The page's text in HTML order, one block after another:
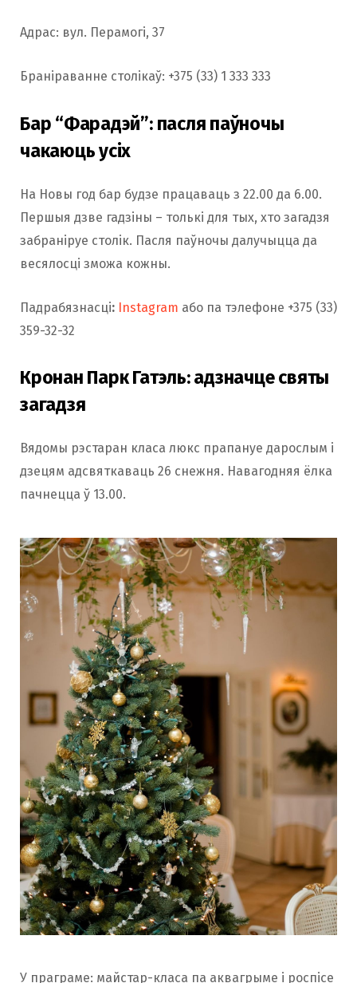
Адрас: вул. Перамогі, 37
Браніраванне столікаў: +375 (33) 1 333 333
Бар “Фарадэй”: пасля паўночы
чакаюць усіх
На Новы год бар будзе працаваць з 22.00 да 6.00.
Першыя дзве гадзіны – толькі для тых, хто загадзя
забраніруе столік. Пасля паўночы далучыцца да
весялосці зможа кожны.
Падрабязнасці: Instagram або па тэлефоне +375 (33)
359-32-32
Кронан Парк Гатэль: адзначце святы
загадзя
Вядомы рэстаран класа люкс прапануе дарослым і
дзецям адсвяткаваць 26 снежня. Навагодняя ёлка
пачнецца ў 13.00.
У праграме: майстар-класа па аквагрыме і роспісе